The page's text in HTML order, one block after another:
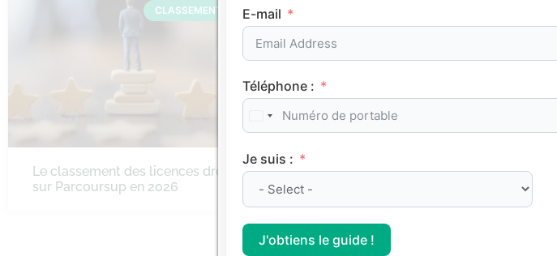
CLASSEMENTS
Le classement des licences droit
sur Parcoursup en 2026
Classement des prépas
littéraires Parcoursup 2026
E-mail
Téléphone :
Je suis :
J'obtiens le guide !